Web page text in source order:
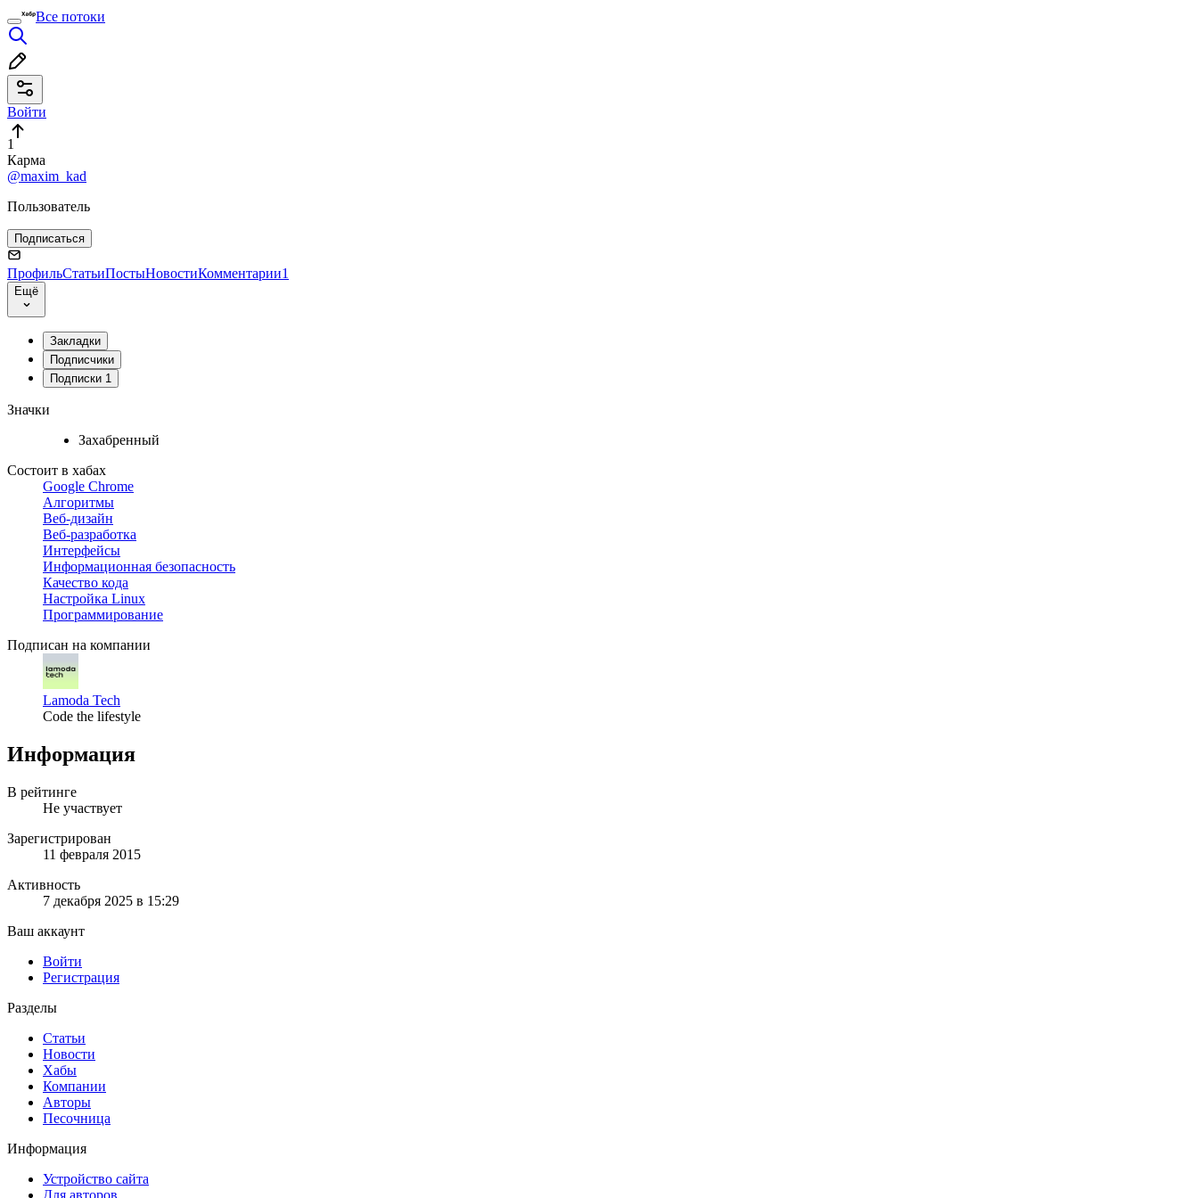
Все потоки
Войти
1
Карма
@maxim_kad
Пользователь
Подписаться
ПрофильСтатьиПостыНовостиКомментарии1
Ещё
Закладки
Подписчики
Подписки 1
Значки
Захабренный
Состоит в хабах
Google Chrome
Алгоритмы
Веб-дизайн
Веб-разработка
Интерфейсы
Информационная безопасность
Качество кода
Настройка Linux
Программирование
Подписан на компании
Lamoda Tech
Code the lifestyle
Информация
В рейтинге
Не участвует
Зарегистрирован
11 февраля 2015
Активность
7 декабря 2025 в 15:29
Ваш аккаунт
Войти
Регистрация
Разделы
Статьи
Новости
Хабы
Компании
Авторы
Песочница
Информация
Устройство сайта
Для авторов